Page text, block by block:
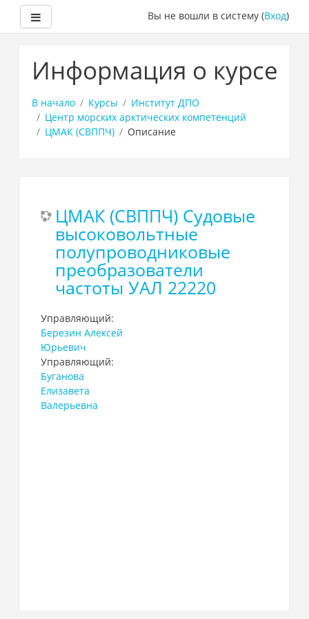
основному
Вы не вошли в систему (Вход)
Информация о курсе
В начало Курсы
Институт ДПО
Центр морских арктических компетенций
ЦМАК (СВППЧ)
Описание
ЦМАК (СВППЧ) Судовые
высоковольтные
полупроводниковые
преобразователи
частоты УАЛ 22220
Управляющий:
Березин Алексей
Юрьевич
Управляющий:
Буганова
Елизавета
Валерьевна